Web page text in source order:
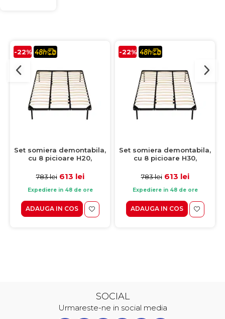
-22%
Set somiera demontabila,
cu 8 picioare H20,
783 lei 613 lei
Expediere in 48 de ore
ADAUGA IN COS
-22%
Set somiera demontabila,
cu 8 picioare H30,
783 lei 613 lei
Expediere in 48 de ore
ADAUGA IN COS
SOCIAL
Urmareste-ne in social media